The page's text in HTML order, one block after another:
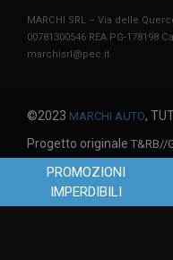
MARCHI SRL – Via delle
00781300546 REA PG-178198
marchisrl@pec.it
©2023 MARCHI AUTO,
Progetto originale T&RB//
PROMOZIONI
IMPERDIBILI
Questo sito utilizza solo
proseguendo la